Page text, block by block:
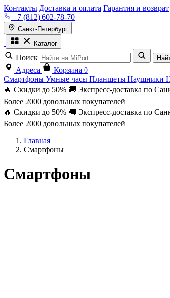
Контакты Доставка и оплата Гарантия и возврат
+7 (812) 602-78-70
Санкт-Петербург
Каталог
Поиск
Адреса Корзина 0
Смартфоны Умные часы Планшеты Наушники
🔥 Скидки до 50% 🚚 Экспресс-доставка по
Более 2000 довольных покупателей
🔥 Скидки до 50% 🚚 Экспресс-доставка по
Более 2000 довольных покупателей
Главная
Смартфоны
Смартфоны